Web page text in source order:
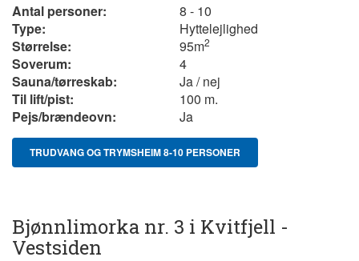
Antal personer:
8 - 10
Type:
Hyttelejlighed
Størrelse:
95m2
Soverum:
4
Sauna/tørreskab:
Ja / nej
Til lift/pist:
100 m.
Pejs/brændeovn:
Ja
TRUDVANG OG TRYMSHEIM 8-10 PERSONER
Bjønnlimorka nr. 3 i Kvitfjell -
Vestsiden